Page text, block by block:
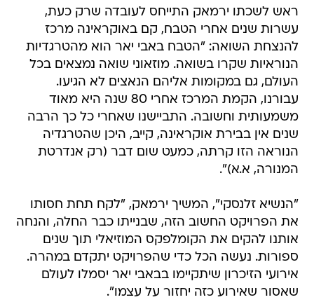
ראש לשכתו ירמאק התייחס לעובדה שרק כעת,
עשרות שנים אחרי הטבח, קם באוקראינה מרכז
להנצחת השואה: "הטבח באבי יאר הוא מהטרגדיות
הנוראיות שקרו בשואה. מוזאוני שואה נמצאים בכל
העולם, גם במקומות אליהם הנאצים לא הגיעו.
עבורנו, הקמת המרכז אחרי 80 שנה היא מאוד
משמעותית וחשובה. התביישנו שאחרי כל כך הרבה
שנים אין בבירת אוקראינה, קייב, היכן שהטרגדיה
הנוראה הזו קרתה, כמעט שום דבר (רק אנדרטת
המנורה, א.א)".
"הנשיא זלנסקי", המשיך ירמאק, "לקח תחת חסותו
את הפרויקט החשוב הזה, שבנייתו כבר החלה, והנחה
אותנו להקים את הקומלפקס המוזיאלי תוך שנים
ספורות. נעשה הכל כדי שהפרויקט יתקדם במהרה.
אירועי הזיכרון שיתקיימו בבאבי יאר יסמלו לעולם
שאסור שאירוע כזה יחזור על עצמו".